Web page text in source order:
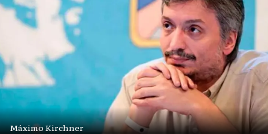
Máximo Kirchner